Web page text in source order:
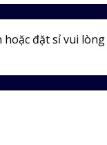
đặt sỉ vui